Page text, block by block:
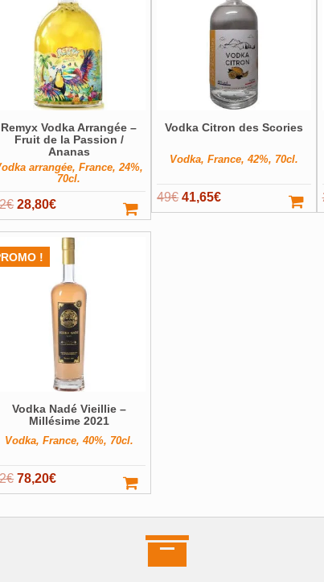
Remyx Vodka Arrangée –
Fruit de la Passion /
Ananas
arrangée, France, 24%,
70cl.
€ Le
prix
était :
28,80€Le
prix
actuel
est :
28,80€.
Vodka Citron des Scories
Vodka, France, 42%, 70cl.
49€ Le
prix
41,65€Le
prix
!
Vodka Nadé Vieillie –
Millésime 2021
Vodka, France, 40%, 70cl.
€ Le
prix
initial
78,20€Le
prix
actuel